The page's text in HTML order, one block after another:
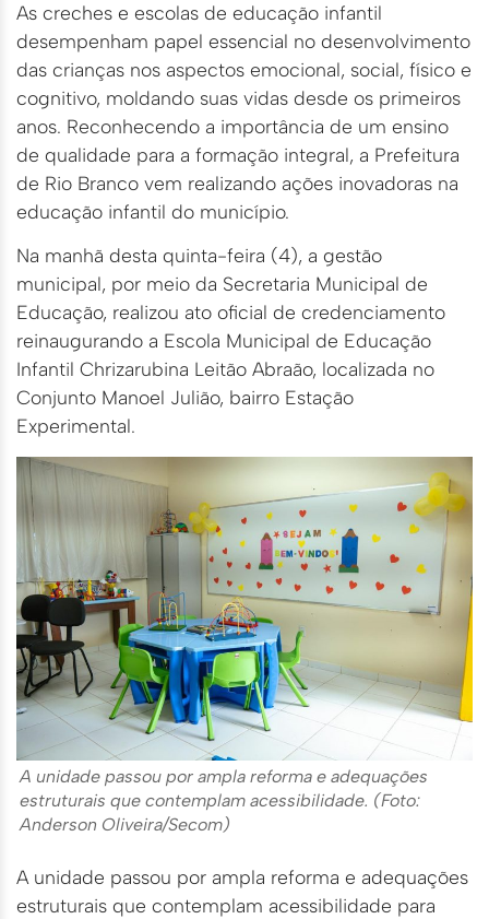
As creches e escolas de educação infantil
desempenham papel essencial no desenvolvimento
das crianças nos aspectos emocional, social, físico e
cognitivo, moldando suas vidas desde os primeiros
anos. Reconhecendo a importância de um ensino
de qualidade para a formação integral, a Prefeitura
de Rio Branco vem realizando ações inovadoras na
educação infantil do município.
Na manhã desta quinta-feira (4), a gestão
municipal, por meio da Secretaria Municipal de
Educação, realizou ato oficial de credenciamento
reinaugurando a Escola Municipal de Educação
Infantil Chrizarubina Leitão Abraão, localizada no
Conjunto Manoel Julião, bairro Estação
Experimental.
A unidade passou por ampla reforma e adequações
estruturais que contemplam acessibilidade. (Foto:
Anderson Oliveira/Secom)
A unidade passou por ampla reforma e adequações
estruturais que contemplam acessibilidade para